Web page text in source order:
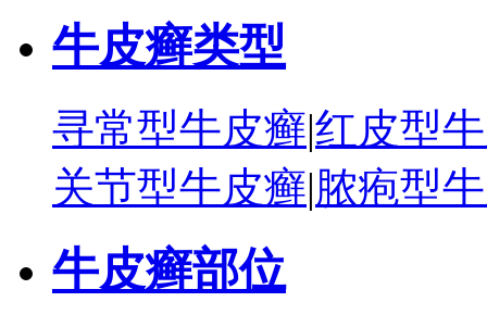
牛皮癣类型
寻常型牛皮癣|红皮型
关节型牛皮癣|脓疱型
牛皮癣部位